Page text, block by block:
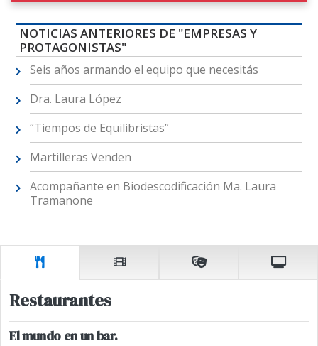
NOTICIAS ANTERIORES DE "EMPRESAS Y
PROTAGONISTAS"
Seis años armando el equipo que necesitás
Dra. Laura López
“Tiempos de Equilibristas”
Martilleras Venden
Acompañante en Biodescodificación Ma. Laura
Tramanone
Restaurantes
El mundo en un bar.